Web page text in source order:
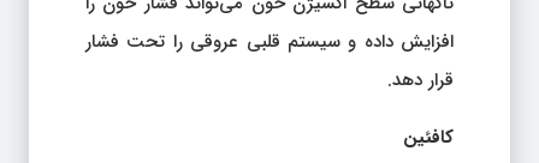
افزایش داده و سیستم قلبی عروقی را تحت فشار
قرار دهد.
کافئین